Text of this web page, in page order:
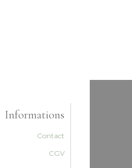
Informations
Contact
CGV